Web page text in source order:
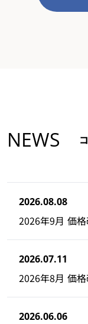
NEWS
2026.08.08
2026年9月 価
2026.07.11
2026年8月 価
2026.06.06